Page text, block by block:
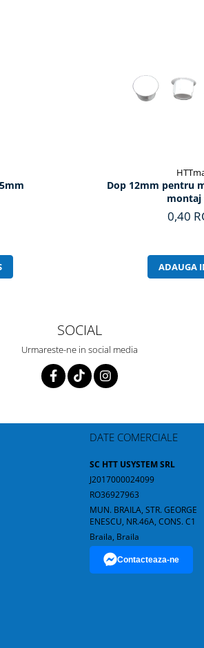
Dop 12mm pentru
montaj
0,40
ADAUGA
SOCIAL
Urmareste-ne in social media
DATE COMERCIALE
SC HTT USYSTEM SRL
J2017000024099
RO36927963
MUN. BRAILA, STR. GEORGE
ENESCU, NR.46A, CONS. C1
Braila, Braila
Contacteaza-ne